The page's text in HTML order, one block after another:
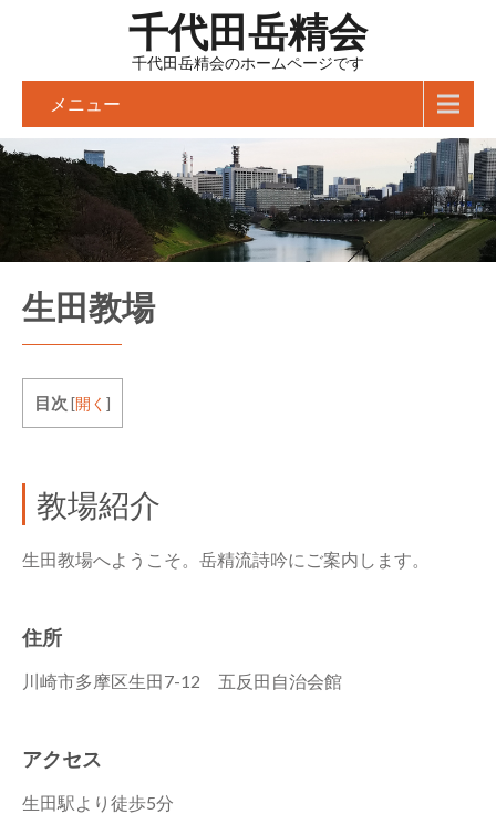
千代田岳精会
千代田岳精会のホームページです
メニュー
生田教場
目次 [開く ]
教場紹介
生田教場へようこそ。岳精流詩吟にご案内します。
住所
川崎市多摩区生田7-12 五反田自治会館
アクセス
生田駅より徒歩5分